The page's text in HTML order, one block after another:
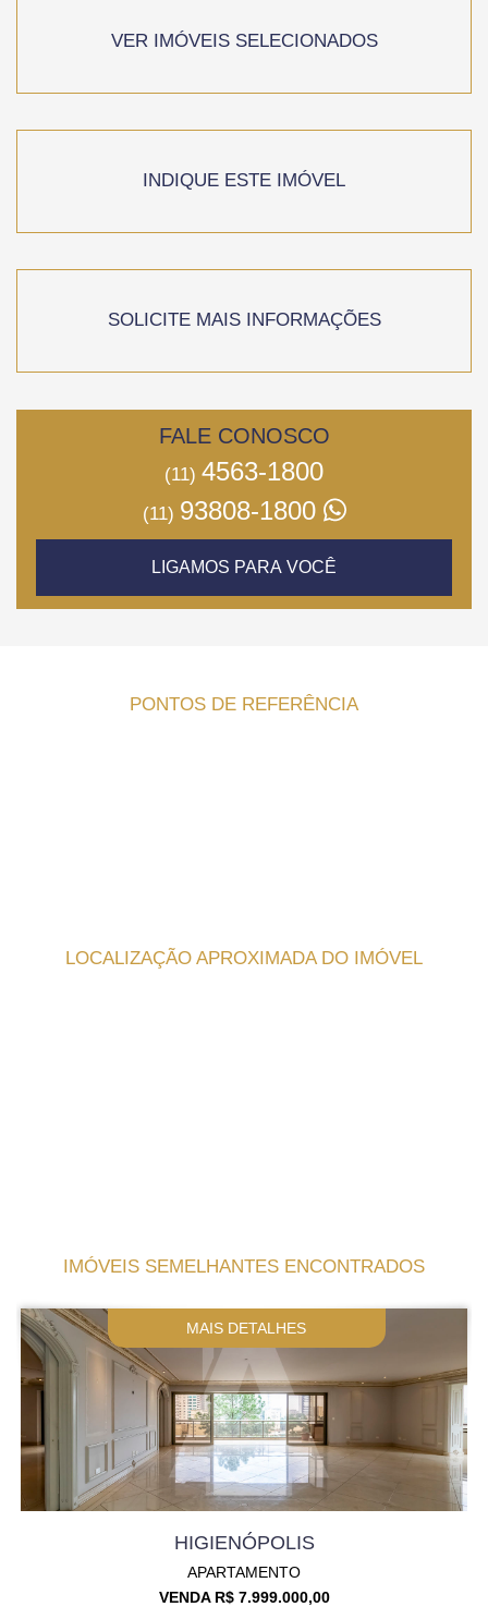
VER IMÓVEIS SELECIONADOS
INDIQUE ESTE IMÓVEL
SOLICITE MAIS INFORMAÇÕES
FALE CONOSCO
(11) 4563-1800
(11) 93808-1800
LIGAMOS PARA VOCÊ
PONTOS DE REFERÊNCIA
LOCALIZAÇÃO APROXIMADA DO IMÓVEL
IMÓVEIS SEMELHANTES ENCONTRADOS
MAIS DETALHES
HIGIENÓPOLIS
APARTAMENTO
VENDA R$ 7.999.000,00